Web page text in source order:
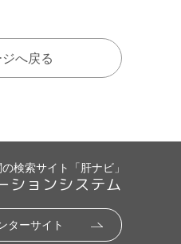
へ戻る
検索サイト「肝ナビ」
ションシステム
ターサイト